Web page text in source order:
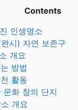
Contents
인생명소
시) 자연 보존구
개요
방법
활동
문화 창의 단지
개요